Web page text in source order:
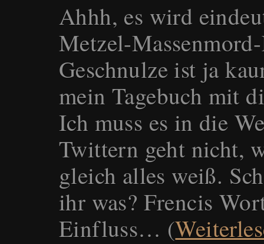
Ahhh, es wird
Metzel-
Geschnulze ist ja
mein Tagebuch mit
Ich muss es in die
Twittern geht nicht,
gleich alles weiß.
ihr was? Frencis
Einfluss… (